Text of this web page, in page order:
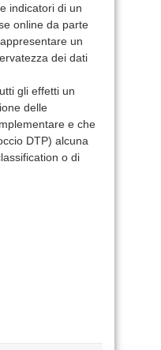
indicatori di un
online da parte
un
dei dati
gli effetti un
delle
e che
DTP) alcuna
o di